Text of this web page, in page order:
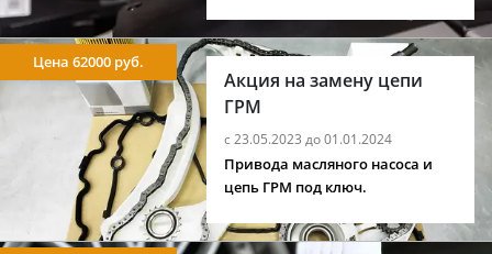
Акция на замену цепи
ГРМ
с 23.05.2023 до 01.01.2024
Цена 62000 руб.
Привода масляного насоса и
цепь ГРМ под ключ.